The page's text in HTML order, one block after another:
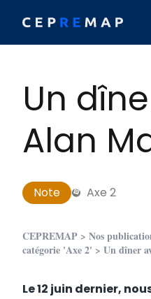
Un
Alan
Note Axe 2
CEPREMAP > Nos
catégorie 'Axe 2' > Un dîner
Le 12 juin dernier,